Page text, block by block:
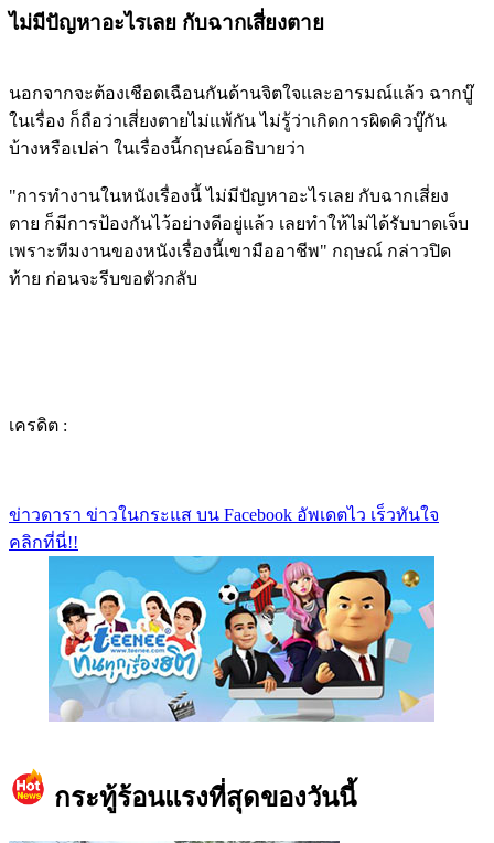
ไม่มีปัญหาอะไรเลย กับฉากเสี่ยงตาย
นอกจากจะต้องเชือดเฉือนกันด้านจิตใจและอารมณ์แล้ว ฉากบู๊
ในเรื่อง ก็ถือว่าเสี่ยงตายไม่แพ้กัน ไม่รู้ว่าเกิดการผิดคิวบู๊กัน
บ้างหรือเปล่า ในเรื่องนี้กฤษณ์อธิบายว่า
"การทำงานในหนังเรื่องนี้ ไม่มีปัญหาอะไรเลย กับฉากเสี่ยง
ตาย ก็มีการป้องกันไว้อย่างดีอยู่แล้ว เลยทำให้ไม่ได้รับบาดเจ็บ
เพราะทีมงานของหนังเรื่องนี้เขามืออาชีพ" กฤษณ์ กล่าวปิด
ท้าย ก่อนจะรีบขอตัวกลับ
เครดิต :
ข่าวดารา ข่าวในกระแส บน Facebook อัพเดตไว เร็วทันใจ
คลิกที่นี่!!
กระทู้ร้อนแรงที่สุดของวันนี้